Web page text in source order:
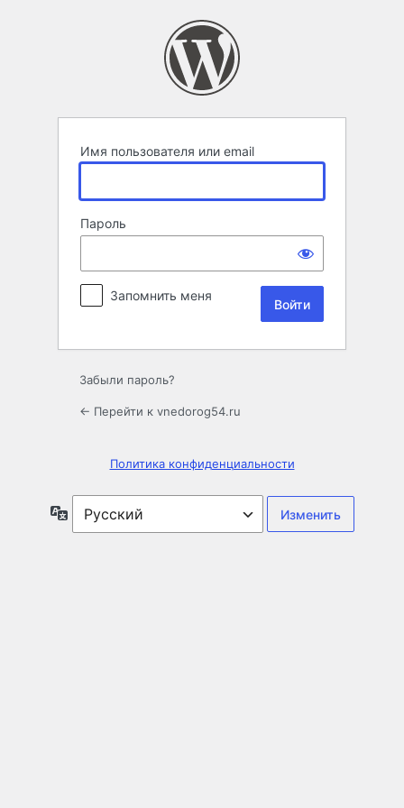
Имя пользователя или email
Пароль
Запомнить меня
Забыли пароль?
← Перейти к vnedorog54.ru
Политика конфиденциальности
Язык